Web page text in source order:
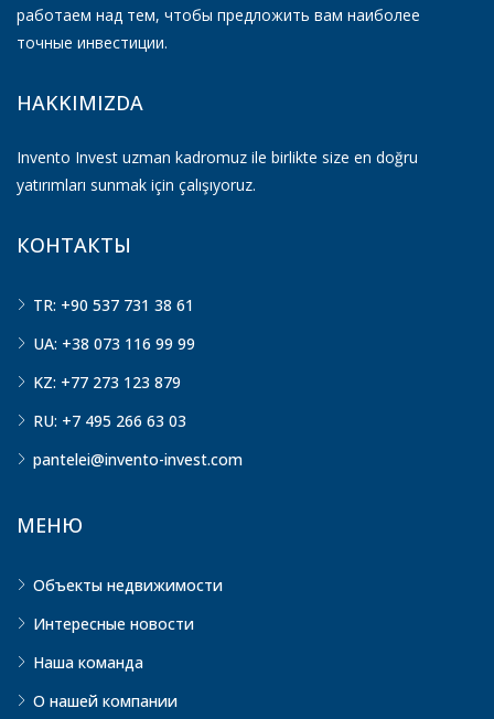
работаем над тем, чтобы предложить вам наиболее
точные инвестиции.
HAKKIMIZDA
Invento Invest uzman kadromuz ile birlikte size en doğru
yatırımları sunmak için çalışıyoruz.
КОНТАКТЫ
TR: +90 537 731 38 61
UA: +38 073 116 99 99
KZ: +77 273 123 879
RU: +7 495 266 63 03
pantelei@invento-invest.com
МЕНЮ
Объекты недвижимости
Интересные новости
Наша команда
О нашей компании